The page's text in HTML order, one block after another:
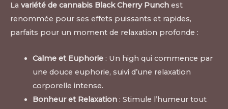
La variété de cannabis Black Cherry Punch est
renommée pour ses effets puissants et rapides,
parfaits pour un moment de relaxation profonde :
Calme et Euphorie: Un high qui commence par
une douce euphorie, suivi d’une relaxation
corporelle intense.
Bonheur et Relaxation: Stimule l’humeur tout